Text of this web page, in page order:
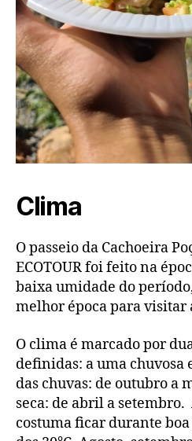
Clima
O passeio da Cachoeira
ECOTOUR foi feito na
baixa umidade do
melhor época para visitar
O clima é marcado por
definidas: a uma chuvosa
das chuvas: de outubro a
seca: de abril a
costuma ficar durante